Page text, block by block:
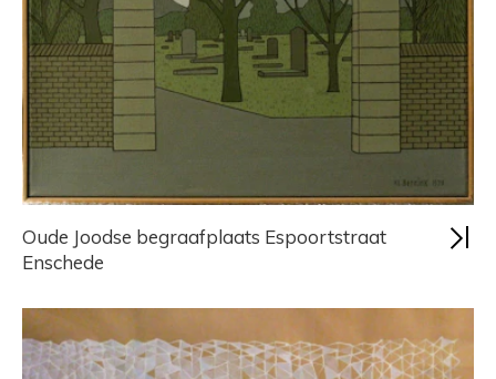
Oude Joodse begraafplaats Espoortstraat
Enschede